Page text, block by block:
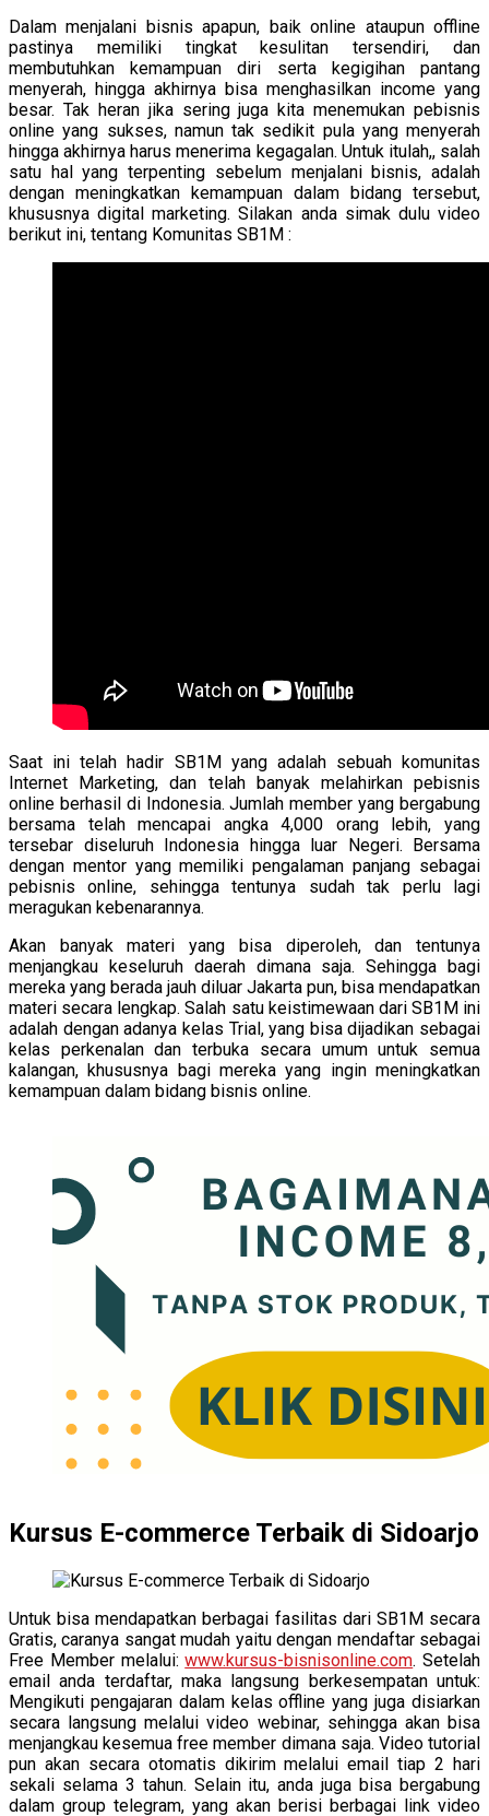
Dalam menjalani bisnis apapun, baik online ataupun offline
pastinya memiliki tingkat kesulitan tersendiri, dan
membutuhkan kemampuan diri serta kegigihan pantang
menyerah, hingga akhirnya bisa menghasilkan income yang
besar. Tak heran jika sering juga kita menemukan pebisnis
online yang sukses, namun tak sedikit pula yang menyerah
hingga akhirnya harus menerima kegagalan. Untuk itulah,, salah
satu hal yang terpenting sebelum menjalani bisnis, adalah
dengan meningkatkan kemampuan dalam bidang tersebut,
khususnya digital marketing. Silakan anda simak dulu video
berikut ini, tentang Komunitas SB1M :
Saat ini telah hadir SB1M yang adalah sebuah komunitas
Internet Marketing, dan telah banyak melahirkan pebisnis
online berhasil di Indonesia. Jumlah member yang bergabung
bersama telah mencapai angka 4,000 orang lebih, yang
tersebar diseluruh Indonesia hingga luar Negeri. Bersama
dengan mentor yang memiliki pengalaman panjang sebagai
pebisnis online, sehingga tentunya sudah tak perlu lagi
meragukan kebenarannya.
Akan banyak materi yang bisa diperoleh, dan tentunya
menjangkau keseluruh daerah dimana saja. Sehingga bagi
mereka yang berada jauh diluar Jakarta pun, bisa mendapatkan
materi secara lengkap. Salah satu keistimewaan dari SB1M ini
adalah dengan adanya kelas Trial, yang bisa dijadikan sebagai
kelas perkenalan dan terbuka secara umum untuk semua
kalangan, khususnya bagi mereka yang ingin meningkatkan
kemampuan dalam bidang bisnis online.
Kursus E-commerce Terbaik di Sidoarjo
Untuk bisa mendapatkan berbagai fasilitas dari SB1M secara
Gratis, caranya sangat mudah yaitu dengan mendaftar sebagai
Free Member melalui:www.kursus-bisnisonline.com. Setelah
email anda terdaftar, maka langsung berkesempatan untuk:
Mengikuti pengajaran dalam kelas offline yang juga disiarkan
secara langsung melalui video webinar, sehingga akan bisa
menjangkau kesemua free member dimana saja. Video tutorial
pun akan secara otomatis dikirim melalui email tiap 2 hari
sekali selama 3 tahun. Selain itu, anda juga bisa bergabung
dalam group telegram, yang akan berisi berbagai link video